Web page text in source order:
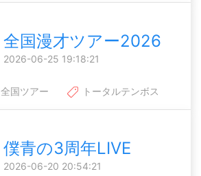
全国漫才ツアー2026
2026-06-25 19:18:21
全国ツアー トータルテンボス
僕青の3周年LIVE
2026-06-20 20:54:21